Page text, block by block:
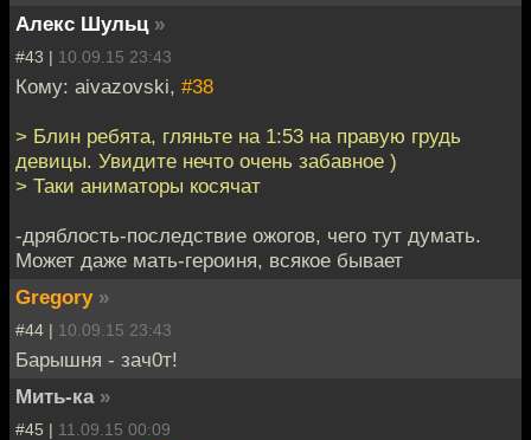
Алекс Шульц »
#43 | 10.09.15 23:43
Кому: aivazovski, #38
> Блин ребята, гляньте на 1:53 на правую грудь
девицы. Увидите нечто очень забавное )
> Таки аниматоры косячат
-дряблость-последствие ожогов, чего тут думать.
Может даже мать-героиня, всякое бывает
Gregory »
#44 | 10.09.15 23:43
Барышня - зач0т!
Мить-ка »
#45 | 11.09.15 00:09